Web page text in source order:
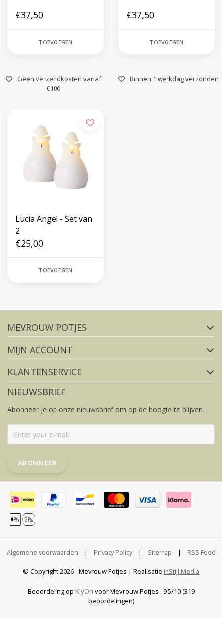
€37,50
TOEVOEGEN
€37,50
TOEVOEGEN
Geen verzendkosten vanaf
€100
Binnen 1 werkdag verzonden
Lucia Angel - Set van
2
€25,00
TOEVOEGEN
FACEBOOK
MEVROUW POTJES
MIJN ACCOUNT
KLANTENSERVICE
NIEUWSBRIEF
Abonneer je op onze nieuwsbrief om op de hoogte te blijven.
ABONNEER
Algemene voorwaarden | Privacy Policy | Sitemap | RSS Feed
© Copyright 2026 - Mevrouw Potjes | Realisatie InStijl Media
Beoordeling op KiyOh voor Mevrouw Potjes : 9.5/10 (319
beoordelingen)